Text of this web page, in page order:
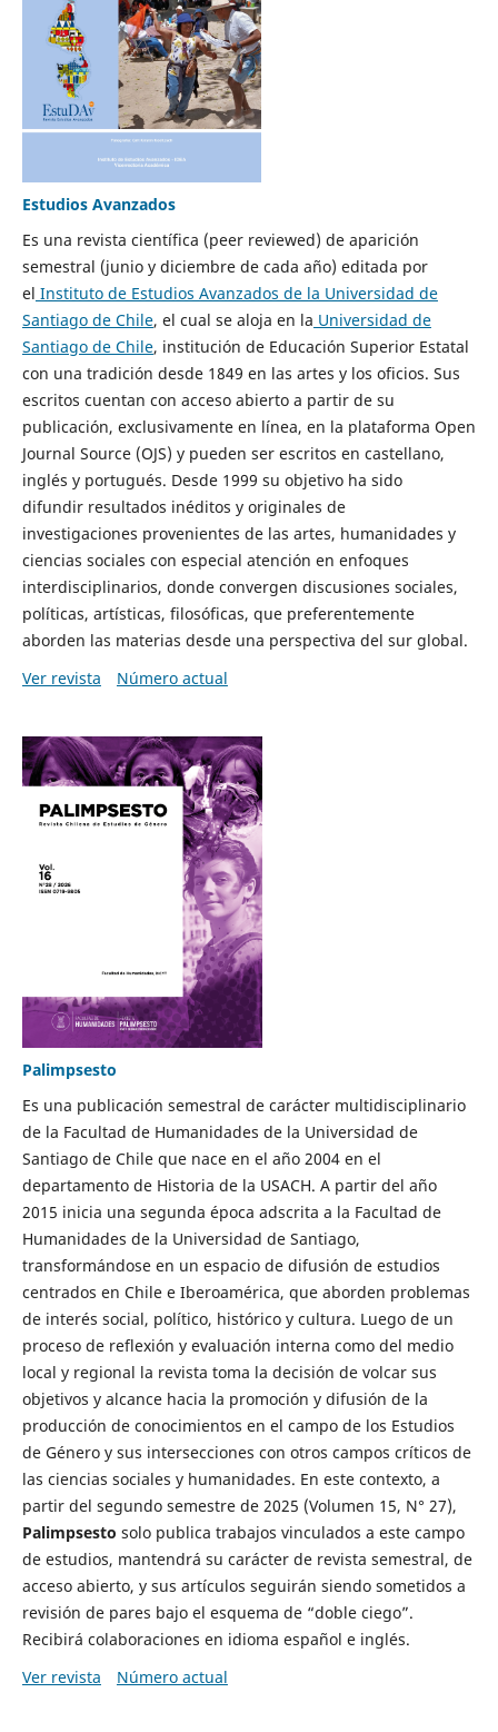
Estudios Avanzados
Es una revista científica (peer reviewed) de aparición
semestral (junio y diciembre de cada año) editada por
el Instituto de Estudios Avanzados de la Universidad de
Santiago de Chile, el cual se aloja en la Universidad de
Santiago de Chile, institución de Educación Superior Estatal
con una tradición desde 1849 en las artes y los oficios. Sus
escritos cuentan con acceso abierto a partir de su
publicación, exclusivamente en línea, en la plataforma Open
Journal Source (OJS) y pueden ser escritos en castellano,
inglés y portugués. Desde 1999 su objetivo ha sido
difundir resultados inéditos y originales de
investigaciones provenientes de las artes, humanidades y
ciencias sociales con especial atención en enfoques
interdisciplinarios, donde convergen discusiones sociales,
políticas, artísticas, filosóficas, que preferentemente
aborden las materias desde una perspectiva del sur global.
Ver revista
Número actual
Palimpsesto
Es una publicación semestral de carácter multidisciplinario
de la Facultad de Humanidades de la Universidad de
Santiago de Chile que nace en el año 2004 en el
departamento de Historia de la USACH. A partir del año
2015 inicia una segunda época adscrita a la Facultad de
Humanidades de la Universidad de Santiago,
transformándose en un espacio de difusión de estudios
centrados en Chile e Iberoamérica, que aborden problemas
de interés social, político, histórico y cultura. Luego de un
proceso de reflexión y evaluación interna como del medio
local y regional la revista toma la decisión de volcar sus
objetivos y alcance hacia la promoción y difusión de la
producción de conocimientos en el campo de los Estudios
de Género y sus intersecciones con otros campos críticos de
las ciencias sociales y humanidades. En este contexto, a
partir del segundo semestre de 2025 (Volumen 15, N° 27),
Palimpsesto solo publica trabajos vinculados a este campo
de estudios, mantendrá su carácter de revista semestral, de
acceso abierto, y sus artículos seguirán siendo sometidos a
revisión de pares bajo el esquema de “doble ciego”.
Recibirá colaboraciones en idioma español e inglés.
Ver revista
Número actual